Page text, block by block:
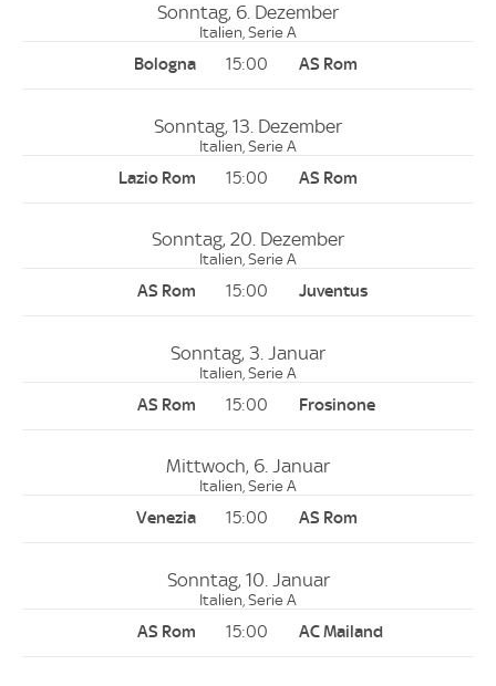
Sonntag, 6. Dezember
Italien, Serie A
15:00
Sonntag, 13. Dezember
Italien, Serie A
15:00
Sonntag, 20. Dezember
Italien, Serie A
15:00
Sonntag, 3. Januar
Italien, Serie A
15:00
Mittwoch, 6. Januar
Italien, Serie A
15:00
Sonntag, 10. Januar
Italien, Serie A
15:00